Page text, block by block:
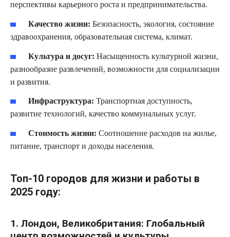
перспективы карьерного роста и предпринимательства.
Качество жизни: Безопасность, экология, состояние
здравоохранения, образовательная система, климат.
Культура и досуг: Насыщенность культурной жизни,
разнообразие развлечений, возможности для социализации
и развития.
Инфраструктура: Транспортная доступность,
развитие технологий, качество коммунальных услуг.
Стоимость жизни: Соотношение расходов на жилье,
питание, транспорт и доходы населения.
Топ-10 городов для жизни и работы в
2025 году:
1. Лондон, Великобритания: Глобальный